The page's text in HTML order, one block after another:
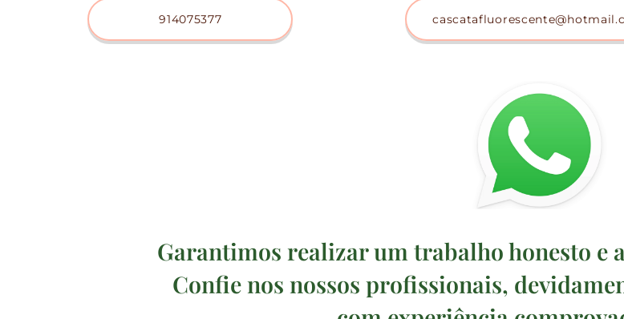
914075377
Garantimos realizar um trabalho honesto e
Confie nos nossos profissionais,